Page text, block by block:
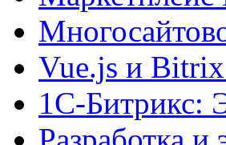
Vue.js и
1С-Битрикс: